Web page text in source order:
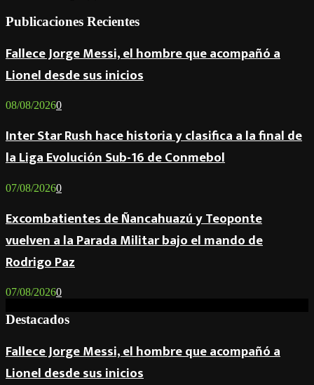
Publicaciones Recientes
Fallece Jorge Messi, el hombre que acompañó a
Lionel desde sus inicios
08/08/20260
Inter Star Rush hace historia y clasifica a la final de
la Liga Evolución Sub-16 de Conmebol
07/08/20260
Excombatientes de Ñancahuazú y Teoponte
vuelven a la Parada Militar bajo el mando de
Rodrigo Paz
07/08/20260
Destacados
Fallece Jorge Messi, el hombre que acompañó a
Lionel desde sus inicios